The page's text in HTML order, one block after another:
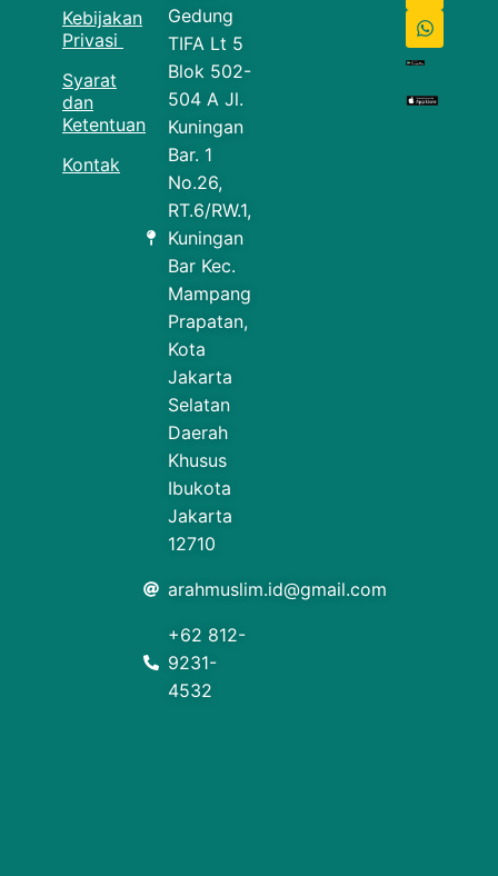
Kebijakan
Privasi
Syarat
dan
Ketentuan
Kontak
Gedung
TIFA Lt 5
Blok 502-
504 A Jl.
Kuningan
Bar. 1
No.26,
RT.6/RW.1,
Kuningan
Bar Kec.
Mampang
Prapatan,
Kota
Jakarta
Selatan
Daerah
Khusus
Ibukota
Jakarta
12710
arahmuslim.id@gmail.com
+62 812-
9231-
4532